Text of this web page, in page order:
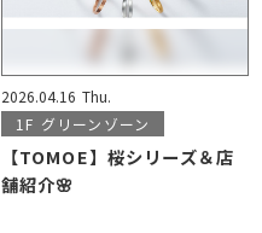
2026.04.16 Thu.
1F グリーンゾーン
【TOMOE】桜シリーズ＆店
舗紹介🌸